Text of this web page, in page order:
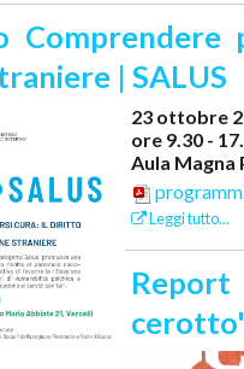
| SALUS
23 ottobre
ore 9.30 -
Aula Magna
Leggi tutto...